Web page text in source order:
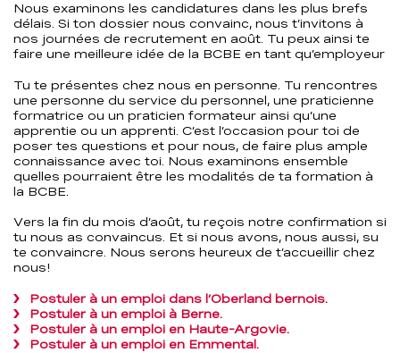
Nous examinons les candidatures dans les plus brefs
délais. Si ton dossier nous convainc, nous t’invitons à
nos journées de recrutement en août. Tu peux ainsi te
faire une meilleure idée de la BCBE en tant qu’employeur
Tu te présentes chez nous en personne. Tu rencontres
une personne du service du personnel, une praticienne
formatrice ou un praticien formateur ainsi qu’une
apprentie ou un apprenti. C’est l’occasion pour toi de
poser tes questions et pour nous, de faire plus ample
connaissance avec toi. Nous examinons ensemble
quelles pourraient être les modalités de ta formation à
la BCBE.
Vers la fin du mois d’août, tu reçois notre confirmation si
tu nous as convaincus. Et si nous avons, nous aussi, su
te convaincre. Nous serons heureux de t’accueillir chez
nous!
Postuler à un emploi dans l’Oberland bernois.
Postuler à un emploi à Berne.
Postuler à un emploi en Haute-Argovie.
Postuler à un emploi en Emmental.